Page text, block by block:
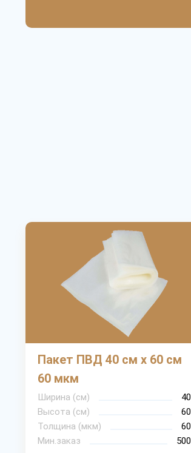
Пакет ПВД 40 см х 60 см
60 мкм
Ширина (см)
40
Высота (см)
60
Толщина (мкм)
60
Мин.заказ
500